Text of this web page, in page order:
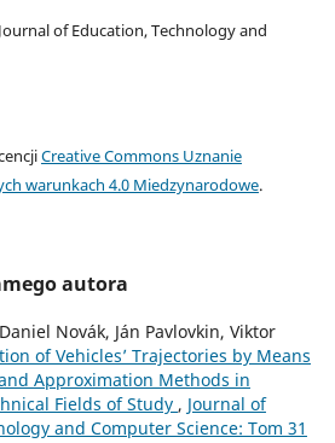
of Education, Technology and
Creative Commons Uznanie
warunkach 4.0 Miedzynarodowe.
autora
Novák, Ján Pavlovkin, Viktor
of Vehicles’ Trajectories by Means
Approximation Methods in
Fields of Study , Journal of
and Computer Science: Tom 31